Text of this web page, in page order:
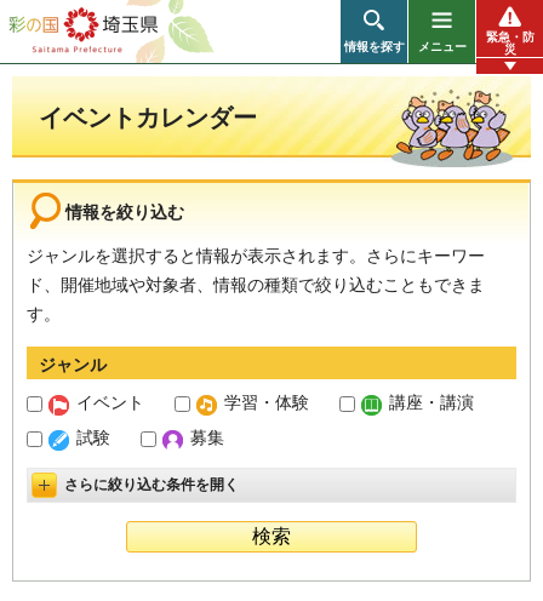
彩の国 埼玉県
情報を探す メニュー
緊急・防
災
イベントカレンダー
情報を絞り込む
ジャンルを選択すると情報が表示されます。さらにキーワー
ド、開催地域や対象者、情報の種類で絞り込むこともできま
す。
ジャンル
イベント
学習・体験
講座・講演
試験
募集
詳細設定を開く
さらに絞り込む条件を開く